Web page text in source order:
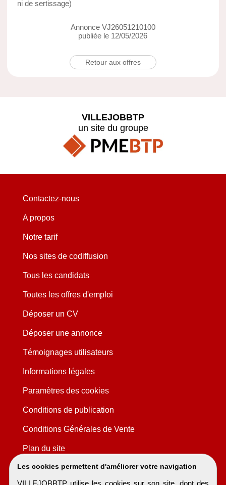
ni de sertissage)
Annonce VJ26051210100
publiée le 12/05/2026
Retour aux offres
Les cookies permettent d'améliorer votre navigation
VILLEJOBBTP utilise les cookies sur son site, dont des
VILLEJOBBTP
un site du groupe
Contactez-nous
A propos
Notre tarif
Nos sites de codiffusion
Tous les candidats
Toutes les offres d'emploi
Déposer un CV
Déposer une annonce
Témoignages utilisateurs
Informations légales
Paramètres des cookies
Conditions de publication
Conditions Générales de Vente
Plan du site